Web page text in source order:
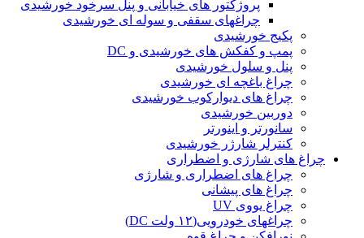
پروژکتور های خیابانی و پنل سرخود خورشیدی
چراغهای سقفی و سوله ای خورشیدی
پکیج خورشیدی
پمپ و کفکش های خورشیدی و DC
پنل و سلول خورشیدی
چراغ باغچه ای خورشیدی
چراغ های دیوارکوب خورشیدی
دوربین خورشیدی
سانورتر و اینورتر
کنترلر شارژر خورشیدی
چراغ های شارژی و اضطراری
چراغ های اضطراری و شارژی
چراغ های پیشانی
چراغ یووی UV
چراغهای خودرویی(۱۲ ولت DC)